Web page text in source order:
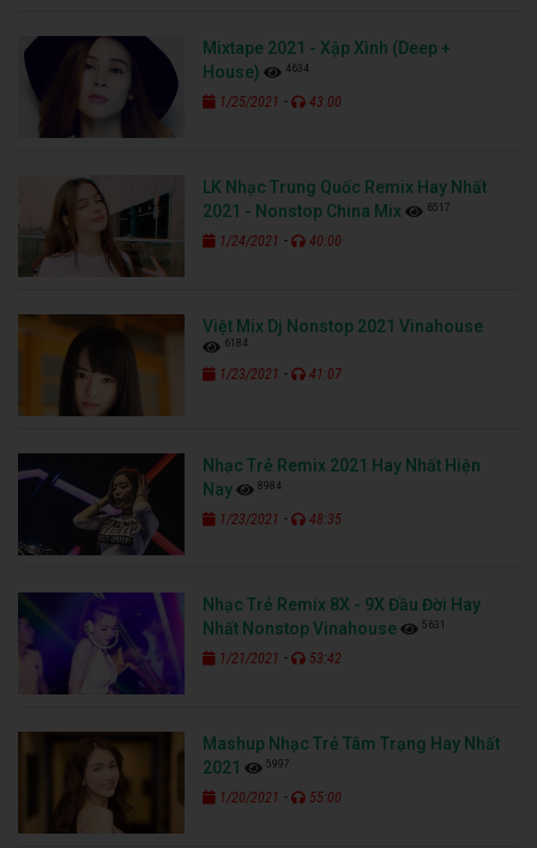
Mixtape 2021 - Xập Xình (Deep +
House)
4634
1/25/2021 - 43:00
LK Nhạc Trung Quốc Remix Hay Nhất
2021 - Nonstop China Mix
6517
1/24/2021 - 40:00
Việt Mix Dj Nonstop 2021 Vinahouse
6184
1/23/2021 - 41:07
Nhạc Trẻ Remix 2021 Hay Nhất Hiện
Nay
8984
1/23/2021 - 48:35
Nhạc Trẻ Remix 8X - 9X Đầu Đời Hay
Nhất Nonstop Vinahouse
5631
1/21/2021 - 53:42
Mashup Nhạc Trẻ Tâm Trạng Hay Nhất
2021
5997
1/20/2021 - 55:00